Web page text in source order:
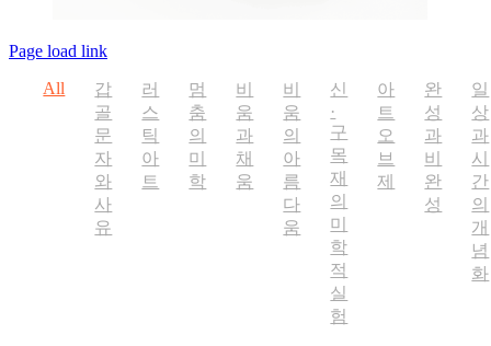
Page load link
All
갑
골
문
자
와
사
유
러
스
틱
아
트
멈
춤
의
미
학
비
움
과
채
움
비
움
의
아
름
다
움
신
·
구
목
재
의
미
학
적
실
험
아
트
오
브
제
완
성
과
비
완
성
일
상
과
시
간
의
개
념
화